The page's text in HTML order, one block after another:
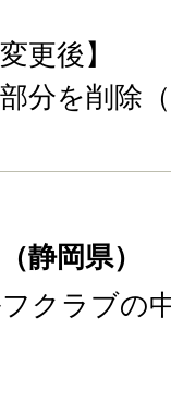
更後】
部分を削除
静岡県）
クラブの